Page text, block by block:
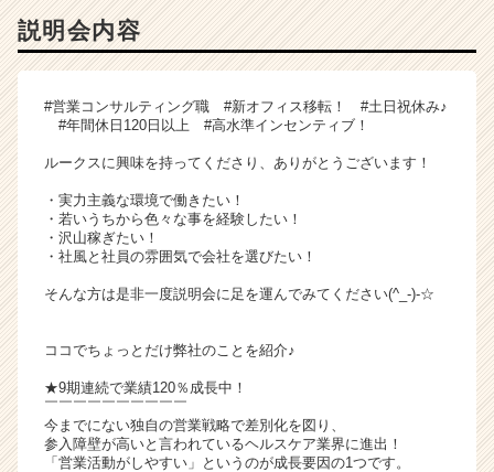
イ
ト
チ
キ
ャ
リ
（C
e
r
a
r
説明会内容
#営業コンサルティング職 #新オフィス移転！ #土日祝休み♪
#年間休日120日以上 #高水準インセンティブ！
ルークスに興味を持ってくださり、ありがとうございます！
・実力主義な環境で働きたい！
・若いうちから色々な事を経験したい！
・沢山稼ぎたい！
・社風と社員の雰囲気で会社を選びたい！
そんな方は是非一度説明会に足を運んでみてください(^_-)-☆
ココでちょっとだけ弊社のことを紹介♪
★9期連続で業績120％成長中！
￣￣￣￣￣￣￣￣￣￣
今までにない独自の営業戦略で差別化を図り、
参入障壁が高いと言われているヘルスケア業界に進出！
「営業活動がしやすい」というのが成長要因の1つです。